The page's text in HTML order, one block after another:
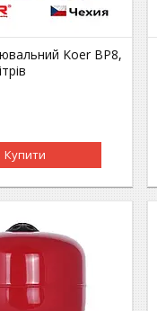
Koer BP8,
Купити